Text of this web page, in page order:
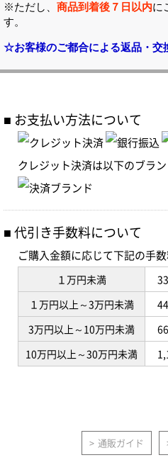
※ただし、 商品到着後７日以内に
す。
☆お客様のご都合による返品・交
お支払い方法について
クレジット決済は以下のブラ
代引き手数料について
ご購入金額に応じて下記の手
１万円未満
１万円以上～3万円未満
3万円以上～10万円未満
10万円以上～30万円未満
通販ガイド